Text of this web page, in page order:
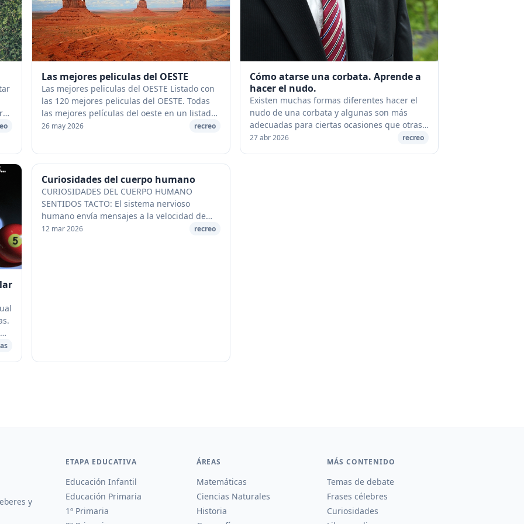
Las mejores peliculas del OESTE
Las mejores peliculas del OESTE Listado con
las 120 mejores peliculas del OESTE. Todas
las mejores películas del oeste en un listado.
[caption id="attachment_25035"
26 may 2026 recreo
Cómo atarse una corbata. Aprende a
hacer el nudo.
Existen muchas formas diferentes hacer el
nudo de una corbata y algunas son más
adecuadas para ciertas ocasiones que otras.
Atarse la corbata no es complicado se sabes
27 abr 2026 recreo
Curiosidades del cuerpo humano
CURIOSIDADES DEL CUERPO HUMANO
SENTIDOS TACTO: El sistema nervioso
humano envía mensajes a la velocidad de
288 kilómetros por hora. OLFATO: La nariz
12 mar 2026 recreo
y
ETAPA EDUCATIVA
Educación Infantil
Educación Primaria
1º Primaria
ÁREAS
Matemáticas
Ciencias Naturales
Historia
MÁS CONTENIDO
Temas de debate
Frases célebres
Curiosidades